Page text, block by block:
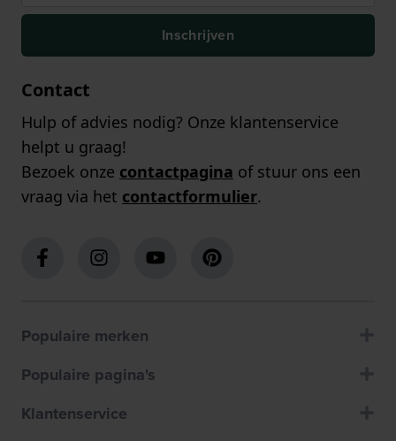
Inschrijven
Contact
Hulp of advies nodig? Onze klantenservice
helpt u graag!
Bezoek onze contactpagina of stuur ons een
vraag via het contactformulier.
Populaire merken
Populaire pagina's
Klantenservice